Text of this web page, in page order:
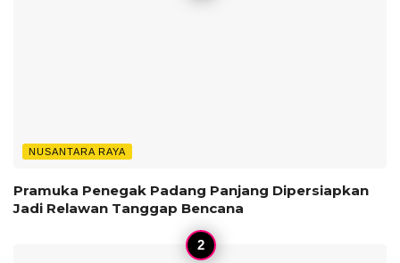
NUSANTARA RAYA
Pramuka Penegak Padang Panjang Dipersiapkan
Jadi Relawan Tanggap Bencana